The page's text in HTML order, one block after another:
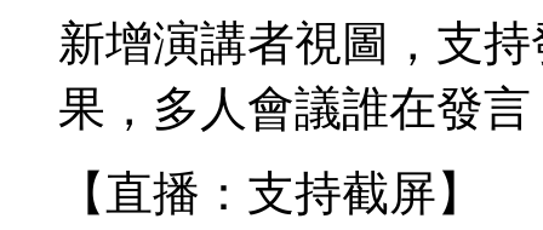
新增演講者視圖，支
果，多人會議誰在發
【直播：支持截屏】